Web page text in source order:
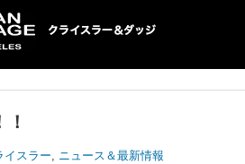
スラー＆ダ
イスラー, ニュース＆最新情報